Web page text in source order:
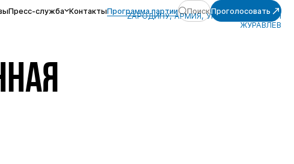
Пресс-служба КонтактыПрограмма партии ПоискПроголосовать
ZАРОДИНУ, АРМИЯ, УКРАИНА, АЛЕКСЕЙ
ЖУРАВЛЁВ